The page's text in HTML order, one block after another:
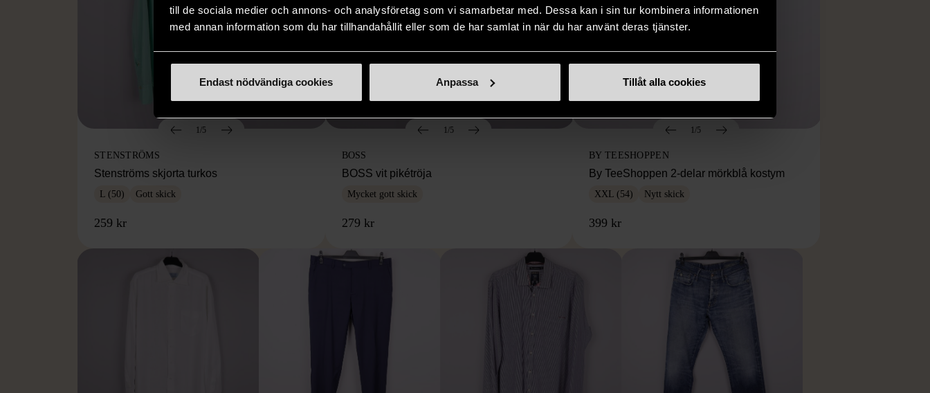
till de sociala medier och annons- och analysföretag som vi samarbetar med. Dessa kan i sin tur kombinera informationen
med annan information som du har tillhandahållit eller som de har samlat in när du har använt deras tjänster.
Endast nödvändiga cookies Anpassa Tillåt alla cookies
1/5
STENSTRÖMS
Stenströms skjorta turkos
L (50) Gott skick
259 kr
1/5
BOSS
BOSS vit pikétröja
Mycket gott skick
279 kr
1/5
BY TEESHOPPEN
By TeeShoppen 2-delar mörkblå kostym
XXL (54) Nytt skick
399 kr